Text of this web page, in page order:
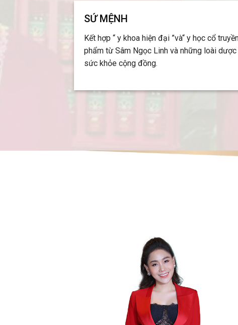
SỨ MỆNH
Kết hợp “ y khoa hiện đại ”và“ y học cổ
phẩm từ Sâm Ngọc Linh và những loài
sức khỏe cộng đồng.